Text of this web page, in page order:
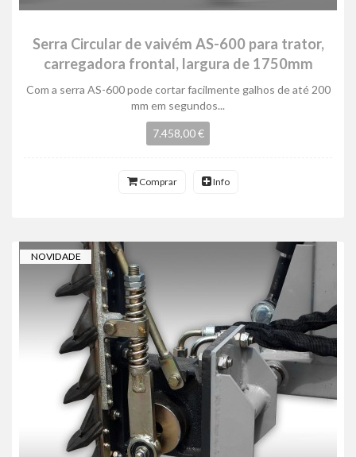
Serra Circular de vaivém AS-600 para trator,
carregadora frontal, largura de 1750mm
Com a serra AS-600 pode cortar facilmente galhos de até 200
mm em segundos...
7.458,00 €
Comprar Info
NOVIDADE